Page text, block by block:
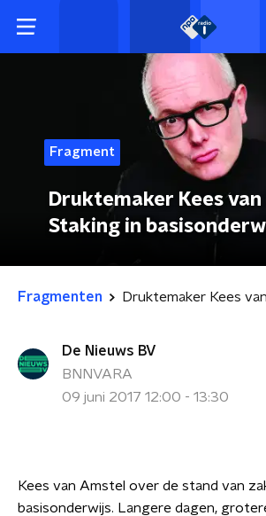
Fragment
Druktemaker Kees
Staking in
Fragmenten
De Nieuws BV
BNNVARA
09 juni 2017 12:00 - 13:30
Kees van Amstel over de stand van
basisonderwijs. Langere dagen,